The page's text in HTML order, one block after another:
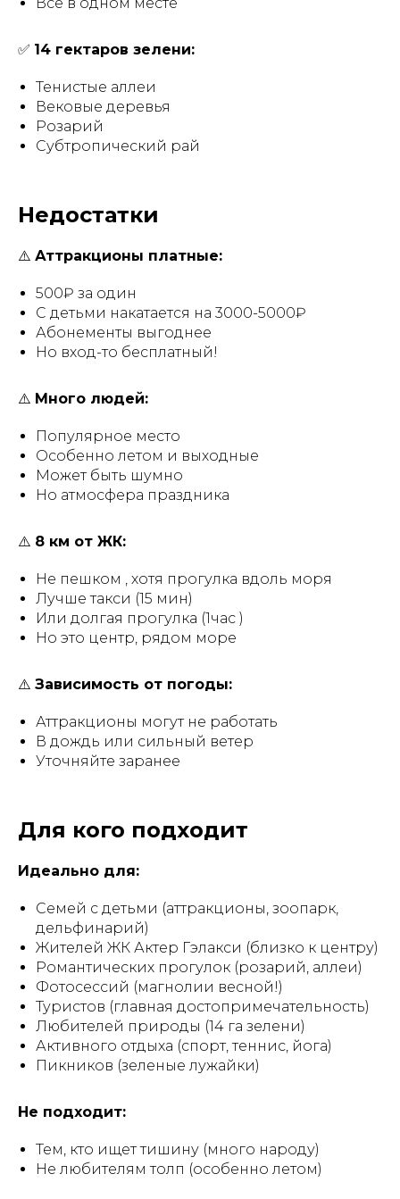
✅ 14 гектаров зелени:
Тенистые аллеи
Вековые деревья
Розарий
Субтропический рай
Недостатки
⚠️ Аттракционы платные:
500₽ за один
С детьми накатается на 3000-5000₽
Абонементы выгоднее
Но вход-то бесплатный!
⚠️ Много людей:
Популярное место
Особенно летом и выходные
Может быть шумно
Но атмосфера праздника
⚠️ 8 км от ЖК:
Не пешком , хотя прогулка вдоль моря
Лучше такси (15 мин)
Или долгая прогулка (1час )
Но это центр, рядом море
⚠️ Зависимость от погоды:
Аттракционы могут не работать
В дождь или сильный ветер
Уточняйте заранее
Для кого подходит
Идеально для:
Семей с детьми (аттракционы, зоопарк,
дельфинарий)
Жителей ЖК Актер Гэлакси (близко к центру)
Романтических прогулок (розарий, аллеи)
Фотосессий (магнолии весной!)
Туристов (главная достопримечательность)
Любителей природы (14 га зелени)
Активного отдыха (спорт, теннис, йога)
Пикников (зеленые лужайки)
Не подходит:
Тем, кто ищет тишину (много народу)
Не любителям толп (особенно летом)